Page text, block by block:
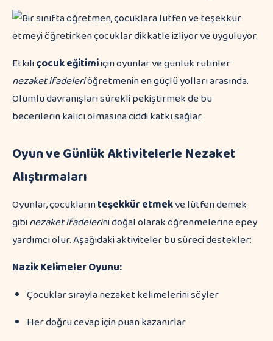
Etkiliçocuk eğitimiiçin oyunlar ve günlük rutinler
nezaket ifadeleriöğretmenin en güçlü yolları arasında.
Olumlu davranışları sürekli pekiştirmek de bu
becerilerin kalıcı olmasına ciddi katkı sağlar.
Oyun ve Günlük Aktivitelerle Nezaket
Alıştırmaları
Oyunlar, çocuklarınteşekkür etmekve lütfen demek
gibinezaket ifadelerini doğal olarak öğrenmelerine epey
yardımcı olur. Aşağıdaki aktiviteler bu süreci destekler:
Nazik Kelimeler Oyunu:
Çocuklar sırayla nezaket kelimelerini söyler
Her doğru cevap için puan kazanırlar